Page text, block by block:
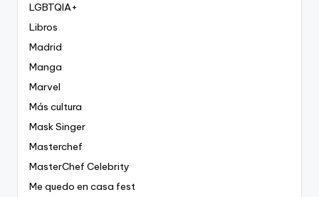
LGBTQIA+
Libros
Madrid
Manga
Marvel
Más cultura
Mask Singer
Masterchef
MasterChef Celebrity
Me quedo en casa fest